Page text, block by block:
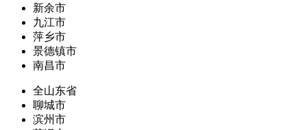
新余市
九江市
萍乡市
景德镇市
南昌市
全山东省
聊城市
滨州市